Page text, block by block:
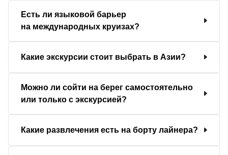
Есть ли языковой барьер
на международных круизах?
Какие экскурсии стоит выбрать в Азии?
Можно ли сойти на берег самостоятельно
или только с экскурсией?
Какие развлечения есть на борту лайнера?